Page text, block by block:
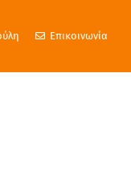
Επικοινωνία